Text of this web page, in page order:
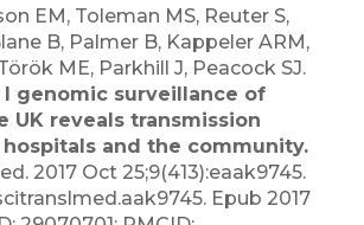
EM, Toleman MS, Reuter S,
B, Palmer B, Kappeler ARM,
ME, Parkhill J, Peacock SJ.
genomic surveillance of
UK reveals transmission
and the community.
2017 Oct 25;9(413):eaak9745.
Epub 2017